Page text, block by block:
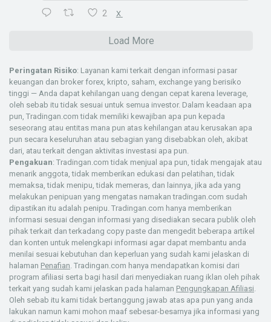
2 X
Load More
Peringatan Risiko: Layanan kami terkait dengan informasi pasar
keuangan dan broker forex, kripto, saham, exchange yang berisiko
tinggi — Anda dapat kehilangan uang dengan cepat karena leverage,
oleh sebab itu tidak sesuai untuk semua investor. Dalam keadaan apa
pun, Tradingan.com tidak memiliki kewajiban apa pun kepada
seseorang atau entitas mana pun atas kehilangan atau kerusakan apa
pun secara keseluruhan atau sebagian yang disebabkan oleh, akibat
dari, atau terkait dengan aktivitas investasi apa pun.
Pengakuan: Tradingan.com tidak menjual apa pun, tidak mengajak atau
menarik anggota, tidak memberikan edukasi dan pelatihan, tidak
memaksa, tidak menipu, tidak memeras, dan lainnya, jika ada yang
melakukan penipuan yang mengatas namakan tradingan.com sudah
dipastikan itu adalah penipu. Tradingan.com hanya memberikan
informasi sesuai dengan informasi yang disediakan secara publik oleh
pihak terkait dan terkadang copy paste dan mengedit beberapa artikel
dan konten untuk melengkapi informasi agar dapat membantu anda
menilai sesuai kebutuhan dan keperluan yang sudah kami jelaskan di
halaman Penafian. Tradingan.com hanya mendapatkan komisi dari
program afiliasi serta bagi hasil dari menyediakan ruang iklan oleh pihak
terkait yang sudah kami jelaskan pada halaman Pengungkapan Afiliasi.
Oleh sebab itu kami tidak bertanggung jawab atas apa pun yang anda
lakukan namun kami mohon maaf sebesar-besarnya jika informasi yang